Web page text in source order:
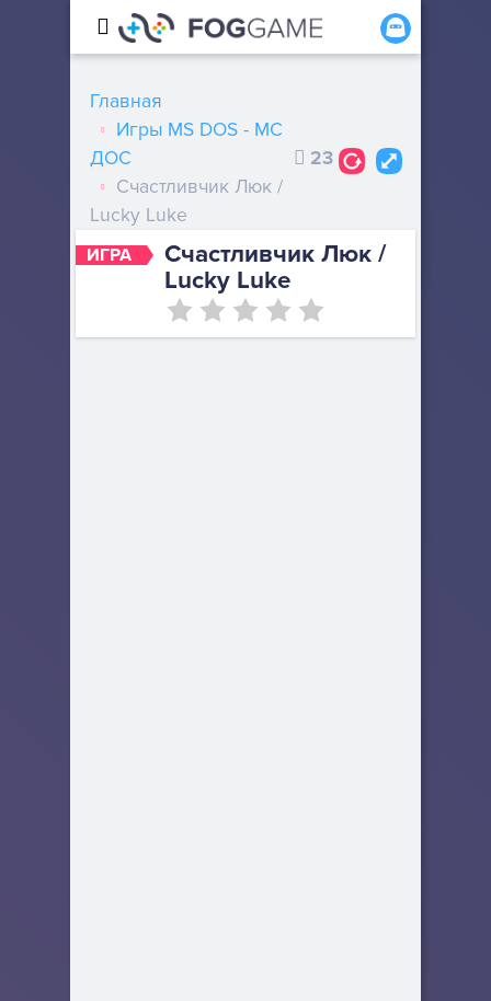
ИГРА
Счастливчик Люк /
Lucky Luke
Главная
Игры MS DOS - МС
ДОС
Счастливчик Люк /
Lucky Luke
23